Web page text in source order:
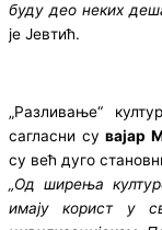
буду део неких
је Јевтић.
„Разливање“
сагласни сувајар
су већ дуго
„Од ширења
имају корист у